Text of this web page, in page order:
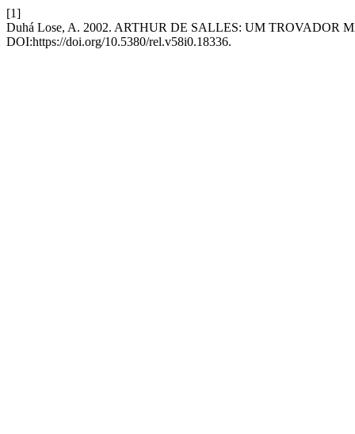
[1]
Duhá Lose, A. 2002. ARTHUR DE SALLES: UM TROVADOR
DOI:https://doi.org/10.5380/rel.v58i0.18336.